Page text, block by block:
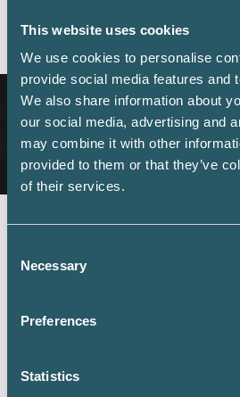
This website uses cookies
We use cookies to personalise
provide social media features and
We also share information about
our social media, advertising and
may combine it with other
provided to them or that they’ve
of their services.
Selection
Necessary
Preferences
Statistics
AKTUELLA ARTIKLAR
Fler företag väljer digital
utvecklingen
Digital inlämning av
Under juni 2026 sattes ett nytt
antalet överstiger 100 000 under
visar ny statistik från